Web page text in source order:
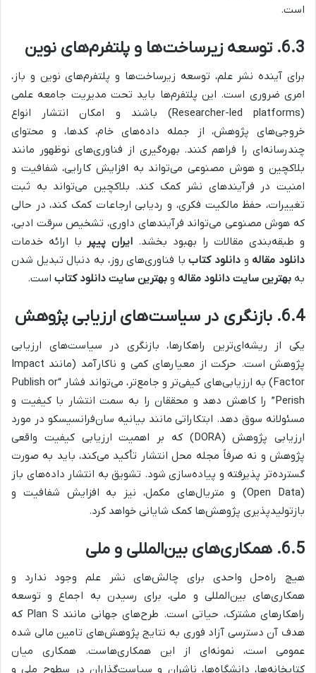
است.
6.3. توسعه زیرساخت‌ها و پلتفرم‌های نوین
برای آینده نشر علم، توسعه زیرساخت‌ها و پلتفرم‌های نوین و باز،
امری ضروری است. این پلتفرم‌ها باید تحت مدیریت جامعه علمی
(Researcher-led platforms) باشند و امکان انتشار انواع
خروجی‌های پژوهش، از جمله داده‌های خام، کدها، و محتوای
چندرسانه‌ای را فراهم کنند. بهره‌گیری از فناوری‌های نوظهور مانند
بلاکچین و هوش مصنوعی می‌تواند به افزایش کارایی، شفافیت و
امنیت در فرآیندهای نشر کمک کند. بلاکچین می‌تواند به ثبت
تغییرات، حفظ مالکیت فکری، و ردیابی ارجاعات کمک کند، در حالی
که هوش مصنوعی می‌تواند فرآیندهای داوری، تشخیص سرقت ادبی،
و طبقه‌بندی مقالات را بهبود بخشد. ایران پیپر با ارائه خدمات
دانلود مقاله و دانلود کتاببا فناوری‌های روز، به دنبال تبدیل شدن
به بهترین سایت دانلود مقاله و بهترین سایت دانلود کتاب است.
6.4. بازنگری در سیاست‌های ارزیابی پژوهش
یکی از ریشه‌ای‌ترین راهکارها، بازنگری در سیاست‌های ارزیابی
پژوهش است. حرکت از معیارهای کمی و ناکارآمد (مانند Impact
Factor) به ارزیابی‌های کیفی‌تر و جامع‌تر، می‌تواند فشار “Publish or
Perish” را کاهش دهد و محققان را به سمت انتشار با کیفیت و
مسئولانه سوق دهد. ابتکاراتی مانند بیانیه سان‌فرانسیسکو در مورد
ارزیابی پژوهش (DORA) که بر اهمیت ارزیابی کیفیت واقعی
پژوهش و نه صرفاً مجله محل انتشار تأکید می‌کند، باید به صورت
گسترده‌تر پذیرفته و پیاده‌سازی شود. تشویق به انتشار داده‌های باز
(Open Data) و متریال‌های مکمل، نیز به افزایش شفافیت و
بازتولیدپذیری پژوهش‌ها کمک شایانی خواهد کرد.
6.5. همکاری‌های بین‌المللی و ملی
هیچ راه‌حل واحدی برای چالش‌های نشر علم وجود ندارد و
همکاری‌های بین‌المللی و ملی، برای رسیدن به اجماع و توسعه
راهکارهای مشترک، حیاتی است. طرح‌های جهانی مانند Plan S که
هدف آن دسترسی آزاد فوری به نتایج پژوهش‌های تامین مالی شده
عمومی است، نمونه‌ای از این همکاری‌هاست. همکاری میان
کتابخانه‌ها، دانشگاه‌ها، ناشران و سیاست‌گذاران در سطوح ملی و